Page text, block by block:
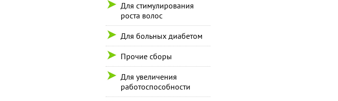
Для стимулирования
роста волос
Для больных диабетом
Прочие сборы
Для увеличения
работоспособности